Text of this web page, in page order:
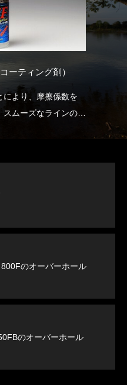
ーティング剤）
により、摩擦係数を
ムーズなラインの放
部分（リールやロッ
することで、ライン
く快適なフィッシン
。
のオーバーホール
のオーバーホール